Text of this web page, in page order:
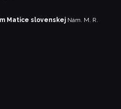
Matice slovenskej Nám. M. R.